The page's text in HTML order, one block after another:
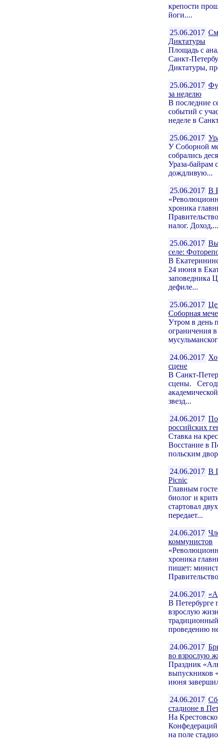
крепости
йоги....
25.06.2017
Диктатуры
Площадь с
Санкт-
Диктатуры,
25.06.2017
за неделю
В последние
событий с
неделе в
25.06.2017
У Соборной
собрались
Ураза-байрам
дождливую...
25.06.2017 В
хроника
налог. Доход,...
25.06.2017
селе:
В
24 июня в
заповедника
дефиле...
25.06.2017
Соборная
Утром в день
ограничения
24.06.2017
сцене
В Санкт-
сцены.
звезд...
24.06.2017
российских
Ставка на
Восстание в
польским
24.06.2017 В
Picnic
Главным
биолог и
стартовал
передает...
24.06.2017
коммунистов
хроника
пишет:
24.06.2017
В Петербурге
взрослую
проведению
24.06.2017
во взрослую
Праздник
выпускников
июня
24.06.2017
стадионе в
На
на поле